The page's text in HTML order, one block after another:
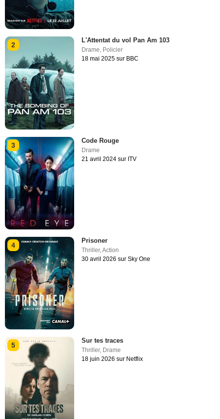
2
L'Attentat du vol Pan Am 103
Drame, Policier
18 mai 2025 sur BBC
3
Code Rouge
Drame
21 avril 2024 sur ITV
4
Prisoner
Thriller,Action
30 avril 2026 sur Sky One
5
Sur tes traces
Thriller, Drame
18 juin 2026 sur Netflix